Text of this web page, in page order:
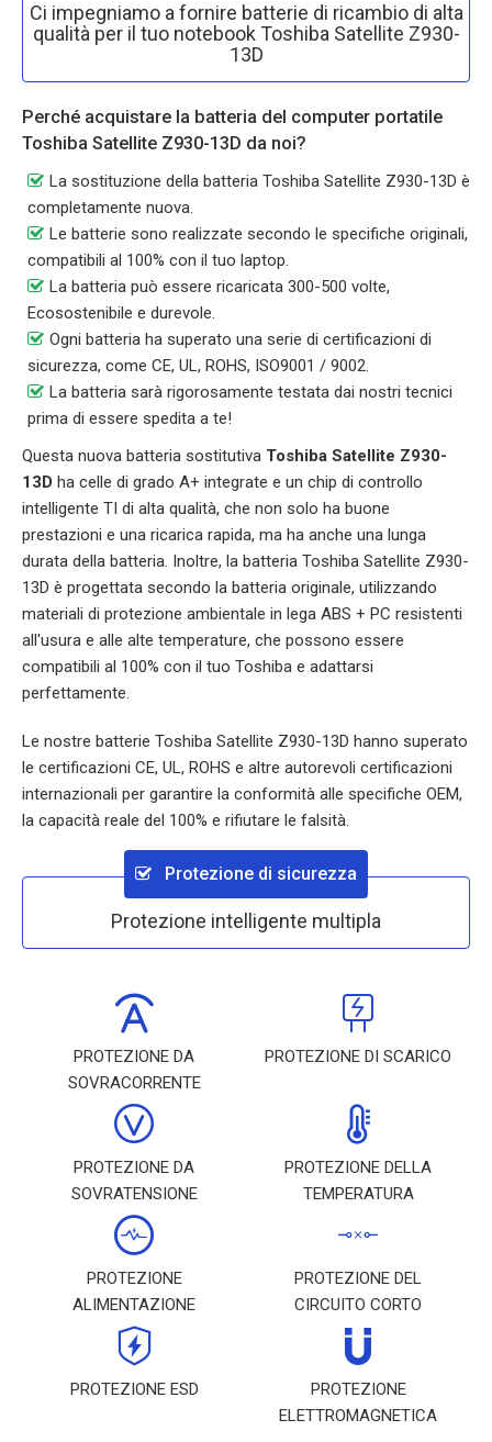
Ci impegniamo a fornire batterie di ricambio di alta
qualità per il tuo notebook Toshiba Satellite Z930-
13D
Perché acquistare la batteria del computer portatile
Toshiba Satellite Z930-13D da noi?
La sostituzione della batteria Toshiba Satellite Z930-13D è
completamente nuova.
Le batterie sono realizzate secondo le specifiche originali,
compatibili al 100% con il tuo laptop.
La batteria può essere ricaricata 300-500 volte,
Ecosostenibile e durevole.
Ogni batteria ha superato una serie di certificazioni di
sicurezza, come CE, UL, ROHS, ISO9001 / 9002.
La batteria sarà rigorosamente testata dai nostri tecnici
prima di essere spedita a te!
Questa nuova batteria sostitutiva Toshiba Satellite Z930-
13D ha celle di grado A+ integrate e un chip di controllo
intelligente TI di alta qualità, che non solo ha buone
prestazioni e una ricarica rapida, ma ha anche una lunga
durata della batteria. Inoltre, la batteria Toshiba Satellite Z930-
13D è progettata secondo la batteria originale, utilizzando
materiali di protezione ambientale in lega ABS + PC resistenti
all'usura e alle alte temperature, che possono essere
compatibili al 100% con il tuo Toshiba e adattarsi
perfettamente.
Le nostre batterie Toshiba Satellite Z930-13D hanno superato
le certificazioni CE, UL, ROHS e altre autorevoli certificazioni
internazionali per garantire la conformità alle specifiche OEM,
la capacità reale del 100% e rifiutare le falsità.
Protezione di sicurezza
Protezione intelligente multipla
PROTEZIONE DA
SOVRACORRENTE
PROTEZIONE DI SCARICO
PROTEZIONE DA
SOVRATENSIONE
PROTEZIONE DELLA
TEMPERATURA
PROTEZIONE
ALIMENTAZIONE
PROTEZIONE DEL
CIRCUITO CORTO
PROTEZIONE ESD
PROTEZIONE
ELETTROMAGNETICA